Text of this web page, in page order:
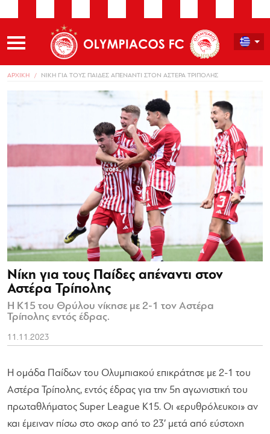
ΑΡΧΙΚΗ ΝΙΚΗ ΓΙΑ ΤΟΥΣ ΠΑΙΔΕΣ ΑΠΕΝΑΝΤΙ ΣΤΟΝ ΑΣΤΕΡΑ ΤΡΙΠΟΛΗΣ
Νίκη για τους Παίδες απέναντι στον
Αστέρα Τρίπολης
Η Κ15 του Θρύλου νίκησε με 2-1 τον Αστέρα
Τρίπολης εντός έδρας.
11.11.2023
Η ομάδα Παίδων του Ολυμπιακού επικράτησε με 2-1 του
Αστέρα Τρίπολης, εντός έδρας για την 5η αγωνιστική του
πρωταθλήματος Super League Κ15. Οι «ερυθρόλευκοι» αν
και έμειναν πίσω στο σκορ από το 23′ μετά από εύστοχη